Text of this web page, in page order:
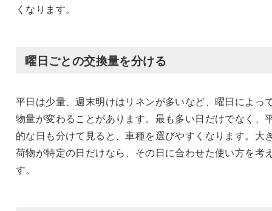
くなります。
曜日ごとの交換量を分ける
平日は少量、週末明けはリネンが多いなど、曜日によっ
物量が変わることがあります。最も多い日だけでなく、
的な日も分けて見ると、車種を選びやすくなります。大
荷物が特定の日だけなら、その日に合わせた使い方を考
す。